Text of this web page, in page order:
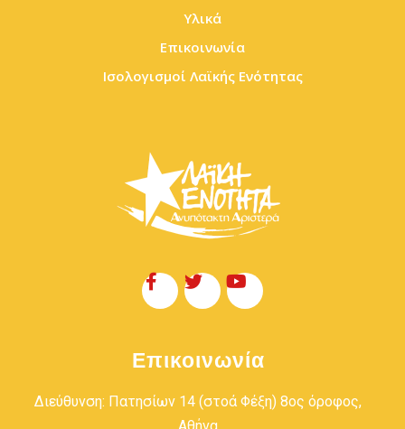
Υλικά
Επικοινωνία
Ισολογισμοί Λαϊκής Ενότητας
Επικοινωνία
Διεύθυνση: Πατησίων 14 (στοά Φέξη) 8ος όροφος,
Αθήνα